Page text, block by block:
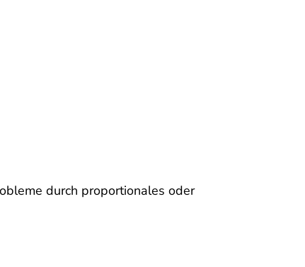
durch proportionales oder